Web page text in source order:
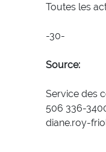
Toutes les
-30-
Source:
Service des
506 336-
diane.roy-